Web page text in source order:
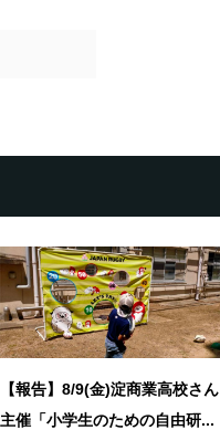
【報告】8/9(金)淀商業高校さん
主催「小学生のための自由研...